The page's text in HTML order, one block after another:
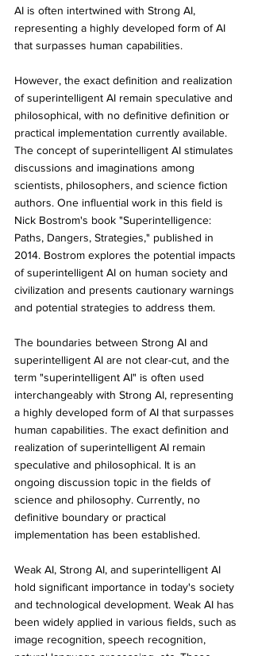
AI is often intertwined with Strong AI,
representing a highly developed form of AI
that surpasses human capabilities.
However, the exact definition and realization
of superintelligent AI remain speculative and
philosophical, with no definitive definition or
practical implementation currently available.
The concept of superintelligent AI stimulates
discussions and imaginations among
scientists, philosophers, and science fiction
authors. One influential work in this field is
Nick Bostrom's book "Superintelligence:
Paths, Dangers, Strategies," published in
2014. Bostrom explores the potential impacts
of superintelligent AI on human society and
civilization and presents cautionary warnings
and potential strategies to address them.
The boundaries between Strong AI and
superintelligent AI are not clear-cut, and the
term "superintelligent AI" is often used
interchangeably with Strong AI, representing
a highly developed form of AI that surpasses
human capabilities. The exact definition and
realization of superintelligent AI remain
speculative and philosophical. It is an
ongoing discussion topic in the fields of
science and philosophy. Currently, no
definitive boundary or practical
implementation has been established.
Weak AI, Strong AI, and superintelligent AI
hold significant importance in today's society
and technological development. Weak AI has
been widely applied in various fields, such as
image recognition, speech recognition,